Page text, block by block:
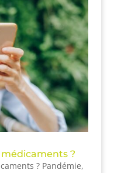
médicaments ?
? Pandémie,